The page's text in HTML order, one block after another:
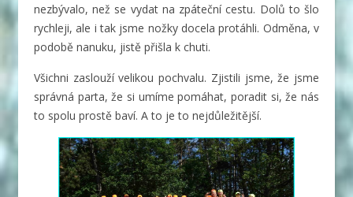
nezbývalo, než se vydat na zpáteční cestu. Dolů to šlo
rychleji, ale i tak jsme nožky docela protáhli. Odměna, v
podobě nanuku, jistě přišla k chuti.
Všichni zaslouží velikou pochvalu. Zjistili jsme, že jsme
správná parta, že si umíme pomáhat, poradit si, že nás
to spolu prostě baví. A to je to nejdůležitější.